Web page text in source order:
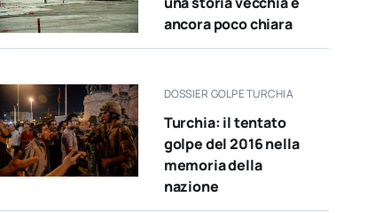
ancora poco chiara
DOSSIER GOLPE TURCHIA
Turchia: il tentato
golpe del 2016 nella
memoria della
nazione